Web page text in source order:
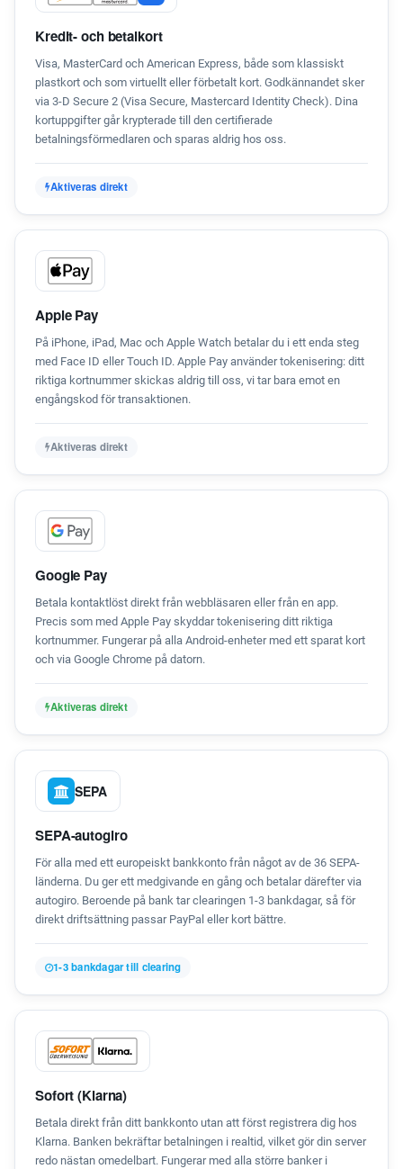
Kredit- och betalkort
Visa, MasterCard och American Express, både som klassiskt
plastkort och som virtuellt eller förbetalt kort. Godkännandet sker
via 3-D Secure 2 (Visa Secure, Mastercard Identity Check). Dina
kortuppgifter går krypterade till den certifierade
betalningsförmedlaren och sparas aldrig hos oss.
Aktiveras direkt
Apple Pay
På iPhone, iPad, Mac och Apple Watch betalar du i ett enda steg
med Face ID eller Touch ID. Apple Pay använder tokenisering: ditt
riktiga kortnummer skickas aldrig till oss, vi tar bara emot en
engångskod för transaktionen.
Aktiveras direkt
Google Pay
Betala kontaktlöst direkt från webbläsaren eller från en app.
Precis som med Apple Pay skyddar tokenisering ditt riktiga
kortnummer. Fungerar på alla Android-enheter med ett sparat kort
och via Google Chrome på datorn.
Aktiveras direkt
SEPA
SEPA-autogiro
För alla med ett europeiskt bankkonto från något av de 36 SEPA-
länderna. Du ger ett medgivande en gång och betalar därefter via
autogiro. Beroende på bank tar clearingen 1-3 bankdagar, så för
direkt driftsättning passar PayPal eller kort bättre.
1-3 bankdagar till clearing
Sofort (Klarna)
Betala direkt från ditt bankkonto utan att först registrera dig hos
Klarna. Banken bekräftar betalningen i realtid, vilket gör din server
redo nästan omedelbart. Fungerar med alla större banker i